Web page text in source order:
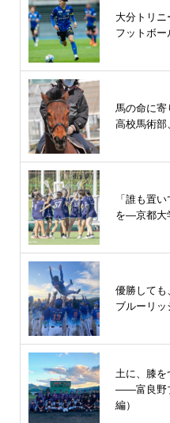
大分トリ
フットボ
馬の命に
高校馬術部
「誰も置
を―京都大
優勝して
ブルーリッ
土に、膝を
――富良野
編）